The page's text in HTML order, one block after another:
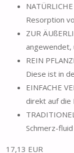
Resorption
ZUR
angewendet,
REIN
Diese ist in
EINFACHE
direkt auf die
Schmerz-
17,13 EUR